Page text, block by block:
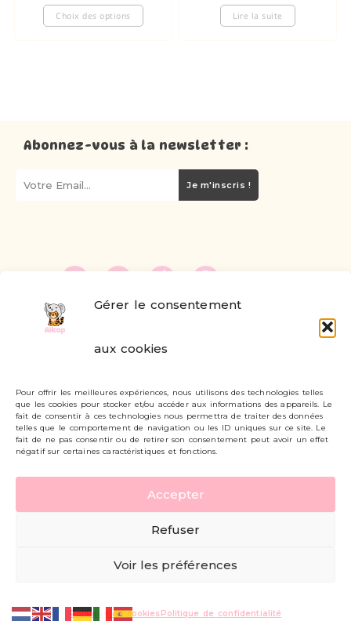
Gérer le consentement
aux cookies
Pour offrir les meilleures expériences, nous utilisons des technologies telles
que les cookies pour stocker et/ou accéder aux informations des appareils. Le
fait de consentir à ces technologies nous permettra de traiter des données
telles que le comportement de navigation ou les ID uniques sur ce site. Le
fait de ne pas consentir ou de retirer son consentement peut avoir un effet
négatif sur certaines caractéristiques et fonctions.
Accepter
Refuser
Voir les préférences
Politique de cookiesPolitique de confidentialité
Choix des options Lire la suite
Abonnez-vous à la newsletter :
Je m'inscris !
Livraisons et retours
Mon compte
Carte cadeau
Politique de confidentialité
Mentions légales - CGV
© AIKOP 2026, tous droits réservés.